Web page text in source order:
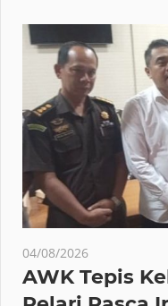
04/08/2026
AWK Tepis